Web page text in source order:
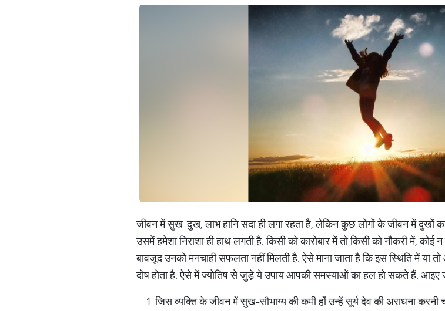
जीवन में सुख-दुख, लाभ हानि सदा ही लगा रहता है, लेकिन कुछ लोगों के जीवन में दुखों का
उसमें हमेशा निराशा ही हाथ लगती है. किसी को कारोबार में तो किसी को नौकरी में,
बावजूद उनको मनचाही सफलता नहीं मिलती है. ऐसे माना जाता है कि इस स्थिति में या
दोष होता है. ऐसे में ज्योतिष से जुड़े ये उपाय आपकी समस्याओं का हल हो सकते हैं. आइए
जिस व्यक्ति के जीवन में सुख-सौभाग्य की कमी हों उन्हें सूर्य देव की अराधना करनी